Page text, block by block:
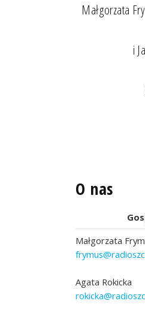
Małgorzata
i
O nas
Małgorzata
Agata Rokicka